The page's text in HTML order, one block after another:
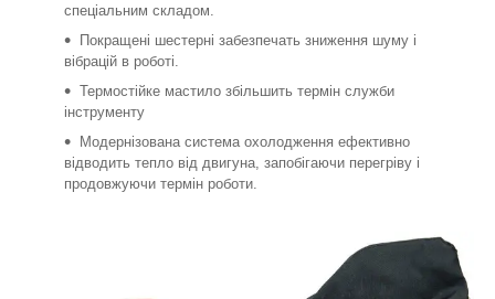
спеціальним складом.
Покращені шестерні забезпечать зниження шуму і
вібрацій в роботі.
Термостійке мастило збільшить термін служби
інструменту
Модернізована система охолодження ефективно
відводить тепло від двигуна, запобігаючи перегріву і
продовжуючи термін роботи.